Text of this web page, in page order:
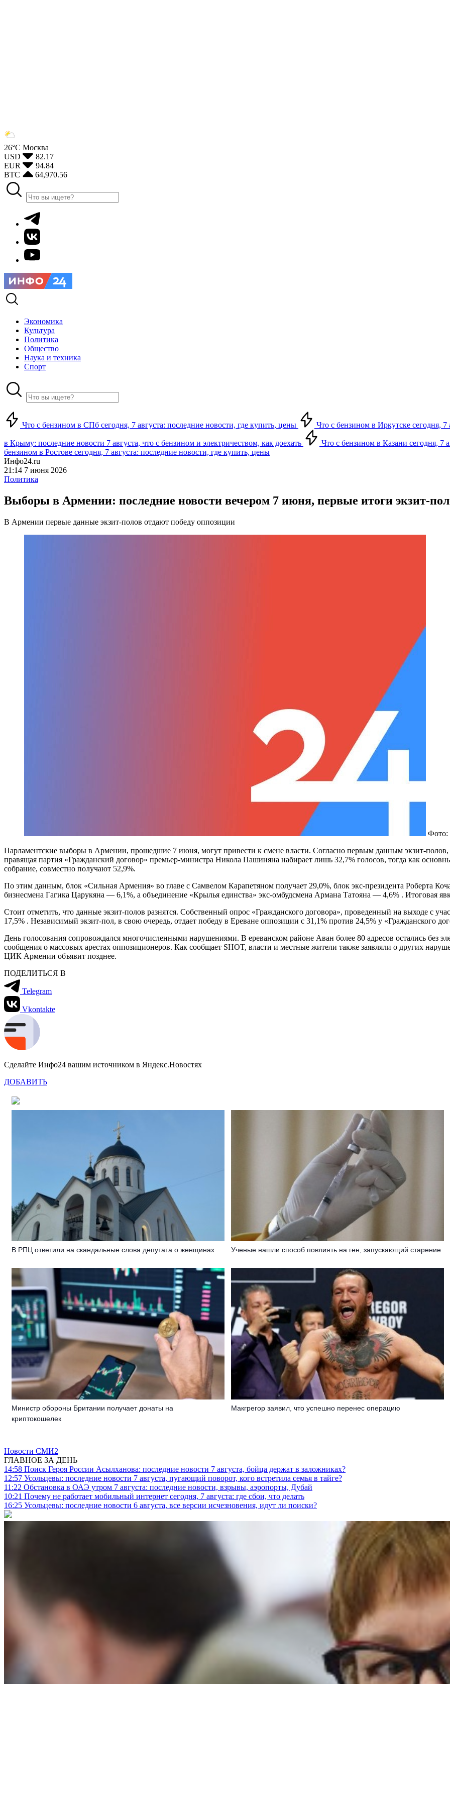
26°С Москва
USD
82.17
EUR
94.84
BTC
64,970.56
Экономика
Культура
Политика
Общество
Наука и техника
Спорт
Что с бензином в СПб сегодня, 7 августа: последние новости, где купить, цены Что с бензином в Иркутске сегодня,
в Крыму: последние новости 7 августа, что с бензином и электричеством, как доехать
Что с бензином в Казани сегодня, 7
бензином в Ростове сегодня, 7 августа: последние новости, где купить, цены
Инфо24.ru
21:14 7 июня 2026
Политика
Выборы в Армении: последние новости вечером 7 июня, первые итоги экзит-
В Армении первые данные экзит-полов отдают победу оппозиции
Фото:
Парламентские выборы в Армении, прошедшие 7 июня, могут привести к смене власти. Согласно первым данным экзит-
правящая партия «Гражданский договор» премьер-министра Никола Пашиняна набирает лишь 32,7% голосов, тогда как
собрание, совместно получают 52,9%.
По этим данным, блок «Сильная Армения» во главе с Самвелом Карапетяном получает 29,0%, блок экс-президента Роберта
бизнесмена Гагика Царукяна — 6,1%, а объединение «Крылья единства» экс-омбудсмена Армана Татояна — 4,6% . Итоговая
Стоит отметить, что данные экзит-полов разнятся. Собственный опрос «Гражданского договора», проведенный на выходе с
17,5% . Независимый экзит-пол, в свою очередь, отдает победу в Ереване оппозиции с 31,1% против 24,5% у «Гражданского
День голосования сопровождался многочисленными нарушениями. В ереванском районе Аван более 80 адресов остались без
сообщения о массовых арестах оппозиционеров. Как сообщает SHOT, власти и местные жители также заявляли о других
ЦИК Армении объявит позднее.
ПОДЕЛИТЬСЯ В
Telegram
Vkontakte
Сделайте Инфо24 вашим источником в Яндекс.Новостях
ДОБАВИТЬ
В РПЦ ответили на скандальные слова депутата о женщинах Ученые нашли способ повлиять на ген, запускающий старение
Министр обороны Британии получает донаты на
криптокошелек
Макгрегор заявил, что успешно перенес операцию
Новости СМИ2
ГЛАВНОЕ ЗА ДЕНЬ
14:58 Поиск Героя России Асылханова: последние новости 7 августа, бойца держат в заложниках?
12:57 Усольцевы: последние новости 7 августа, пугающий поворот, кого встретила семья в тайге?
11:22 Обстановка в ОАЭ утром 7 августа: последние новости, взрывы, аэропорты, Дубай
10:21 Почему не работает мобильный интернет сегодня, 7 августа: где сбои, что делать
16:25 Усольцевы: последние новости 6 августа, все версии исчезновения, идут ли поиски?